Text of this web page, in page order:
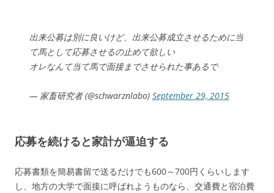
出来公募は別に良いけど、出来公募成立させるために当
て馬として応募させるの止めて欲しい
オレなんて当て馬で面接までさせられた事あるで
— 家畜研究者 (@schwarznlabo) September 29, 2015
応募を続けると家計が逼迫する
応募書類を簡易書留で送るだけでも600～700円くらいします
し、地方の大学で面接に呼ばれようものなら、交通費と宿泊費